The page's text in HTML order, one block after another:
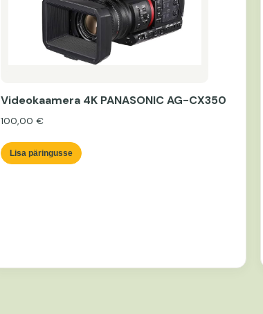
Videokaamera 4K PANASONIC AG-CX350
100,00€
Lisa päringusse